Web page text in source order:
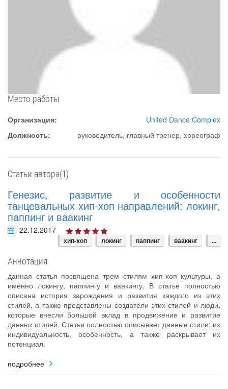
Место работы
Организация:
United Dance Complex
Должность:
руководитель, главный тренер, хореограф
Статьи автора(1)
Генезис, развитие и особенности
танцевальных хип-хоп направлений: локинг,
паппинг и ваакинг
22.12.2017
хип-хоп локинг паппинг ваакинг ...
Аннотация
данная статья посвящена трем стилям хип-хоп культуры, а
именно локингу, паппингу и ваакингу. В статье полностью
описана история зарождения и развития каждого из этих
стилей, а также представлены создатели этих стилей и люди,
которые внесли большой вклад в продвижение и развитие
данных стилей. Статья полностью описывает данные стили: их
индивидуальность, особенность, а также раскрывает их
потенциал.
подробнее